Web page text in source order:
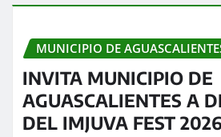
MUNICIPIO DE
INVITA MUNICIPIO DE
AGUASCALIENTES A
DEL IMJUVA FEST